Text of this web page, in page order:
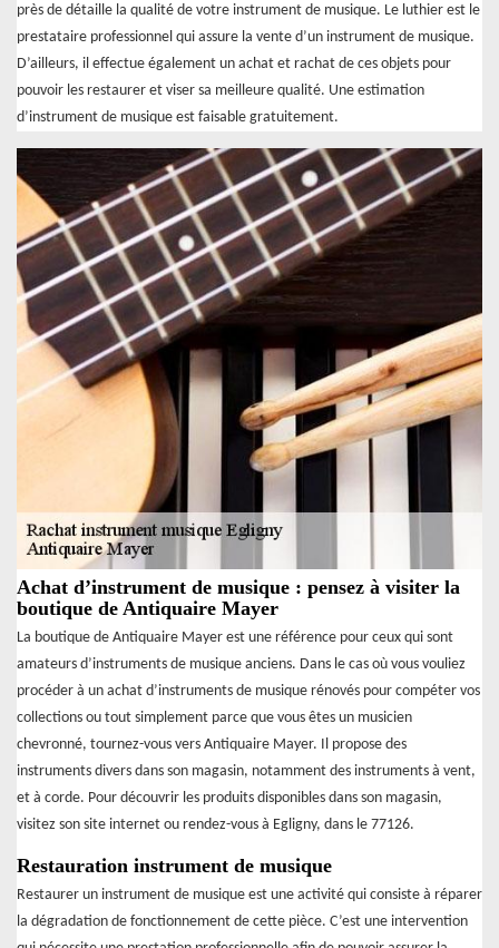
près de détaille la qualité de votre instrument de musique. Le luthier est le
prestataire professionnel qui assure la vente d’un instrument de musique.
D’ailleurs, il effectue également un achat et rachat de ces objets pour
pouvoir les restaurer et viser sa meilleure qualité. Une estimation
d’instrument de musique est faisable gratuitement.
Achat d’instrument de musique : pensez à visiter la
boutique de Antiquaire Mayer
La boutique de Antiquaire Mayer est une référence pour ceux qui sont
amateurs d’instruments de musique anciens. Dans le cas où vous vouliez
procéder à un achat d’instruments de musique rénovés pour compéter vos
collections ou tout simplement parce que vous êtes un musicien
chevronné, tournez-vous vers Antiquaire Mayer. Il propose des
instruments divers dans son magasin, notamment des instruments à vent,
et à corde. Pour découvrir les produits disponibles dans son magasin,
visitez son site internet ou rendez-vous à Egligny, dans le 77126.
Restauration instrument de musique
Restaurer un instrument de musique est une activité qui consiste à réparer
la dégradation de fonctionnement de cette pièce. C’est une intervention